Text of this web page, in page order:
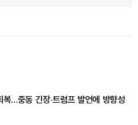
…중동 긴장·트럼프 발언에 방향성